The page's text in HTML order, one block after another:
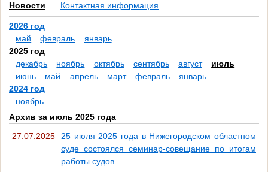
Новости Контактная информация
2026 год
май
февраль
январь
2025 год
декабрь
ноябрь октябрь сентябрь август
июль
июнь
май апрель март февраль
январь
2024 год
ноябрь
Архив за июль 2025 года
27.07.2025
25 июля 2025 года в Нижегородском областном
суде состоялся семинар-совещание по итогам
работы судов